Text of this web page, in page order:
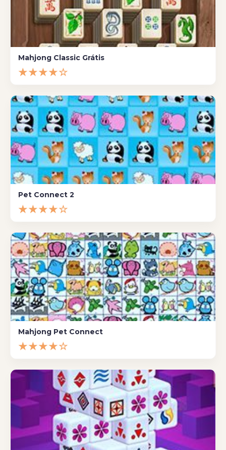
Mahjong Classic Grátis
★★★★☆
Pet Connect 2
★★★★☆
Mahjong Pet Connect
★★★★☆